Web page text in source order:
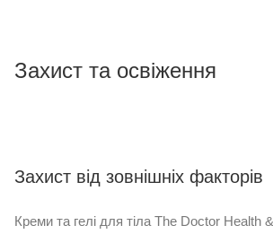
Захист та освіження
Захист від зовнішніх факторів
Креми та гелі для тіла The Doctor Health